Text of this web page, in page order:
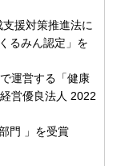
援対策推進法に
るみん認定」を
運営する「健康
営優良法人 2022
門 」を受賞